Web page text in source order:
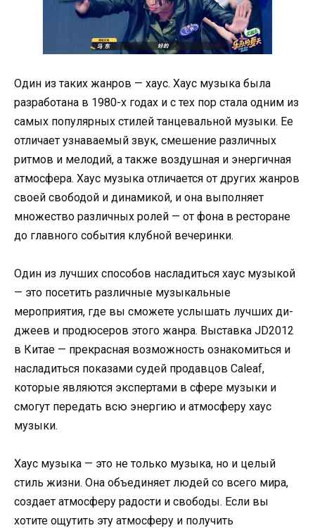
Один из таких жанров — хаус. Хаус музыка была
разработана в 1980-х годах и с тех пор стала одним из
самых популярных стилей танцевальной музыки. Ее
отличает узнаваемый звук, смешение различных
ритмов и мелодий, а также воздушная и энергичная
атмосфера. Хаус музыка отличается от других жанров
своей свободой и динамикой, и она выполняет
множество различных ролей — от фона в ресторане
до главного события клубной вечеринки.
Один из лучших способов насладиться хаус музыкой
— это посетить различные музыкальные
мероприятия, где вы сможете услышать лучших ди-
джеев и продюсеров этого жанра. Выставка JD2012
в Китае — прекрасная возможность ознакомиться и
насладиться показами судей продавцов Caleaf,
которые являются экспертами в сфере музыки и
смогут передать всю энергию и атмосферу хаус
музыки.
Хаус музыка — это не только музыка, но и целый
стиль жизни. Она объединяет людей со всего мира,
создает атмосферу радости и свободы. Если вы
хотите ощутить эту атмосферу и получить